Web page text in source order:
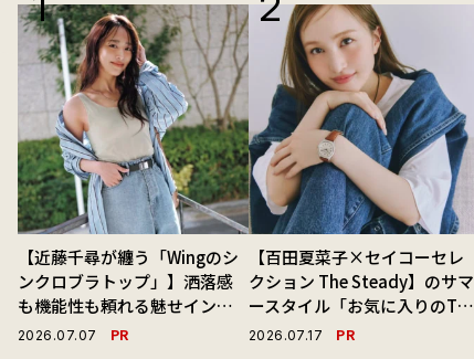
【近藤千尋が纏う「Wingのシ
ンクロブラトップ」】洒落感
も機能性も頼れる魅せインナ
ーで毎日を心地よくアプデ！
2026.07.07 PR
【百田夏菜子×セイコーセレ
クション The Steady】のサマ
ースタイル「お気に入りのTシ
ャツと最高の時計と。」
2026.07.17 PR